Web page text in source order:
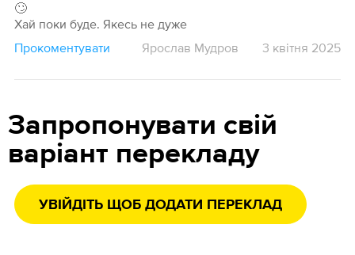
🙄
Хай поки буде. Якесь не дуже
Прокоментувати
Ярослав Мудров 3 квітня 2025
Запропонувати свій
варіант перекладу
УВІЙДІТЬ ЩОБ ДОДАТИ ПЕРЕКЛАД